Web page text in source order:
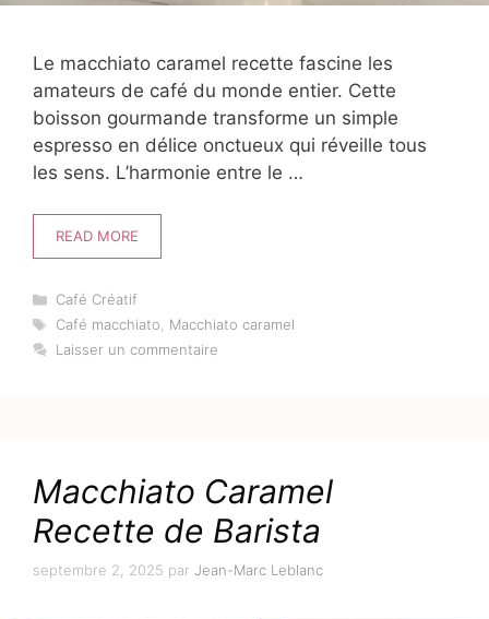
Le macchiato caramel recette fascine les
amateurs de café du monde entier. Cette
boisson gourmande transforme un simple
espresso en délice onctueux qui réveille tous
les sens. L’harmonie entre le …
READ MORE
Catégories
Café Créatif
Étiquettes
Café macchiato, Macchiato caramel
Laisser un commentaire
Macchiato Caramel
Recette de Barista
septembre 2, 2025 par Jean-Marc Leblanc